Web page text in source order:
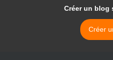
Créer un blog
Créer